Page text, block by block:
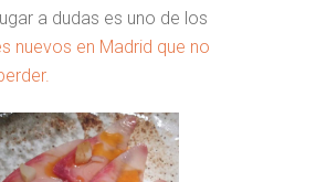
a dudas es uno de los
nuevos en Madrid que no